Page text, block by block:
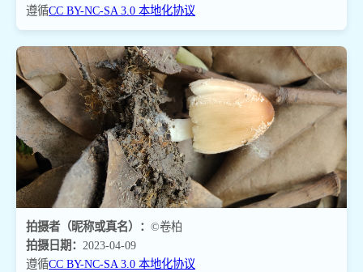
遵循CC BY-NC-SA 3.0 本地化协议
拍摄者（昵称或真名）： ©卷柏
拍摄日期： 2023-04-09
遵循CC BY-NC-SA 3.0 本地化协议